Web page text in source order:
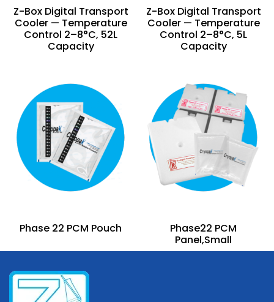
Z-Box Digital Transport
Cooler — Temperature
Control 2–8°C, 52L
Capacity
Z-Box Digital Transport
Cooler — Temperature
Control 2–8°C, 5L
Capacity
Phase 22 PCM Pouch
Phase22 PCM
Panel,Small